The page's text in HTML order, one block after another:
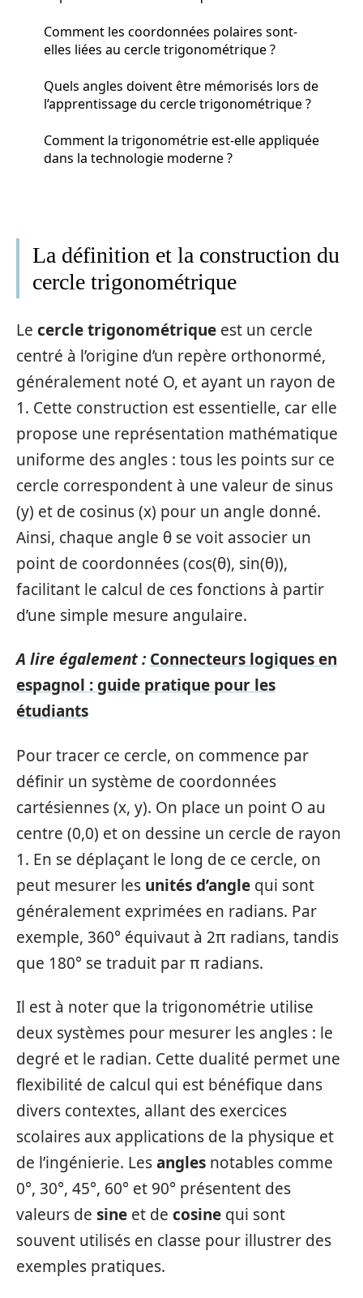
Comment les coordonnées polaires sont-
elles liées au cercle trigonométrique ?
Quels angles doivent être mémorisés lors de
l’apprentissage du cercle trigonométrique ?
Comment la trigonométrie est-elle appliquée
dans la technologie moderne ?
La définition et la construction du
cercle trigonométrique
Le cercle trigonométrique est un cercle
centré à l’origine d’un repère orthonormé,
généralement noté O, et ayant un rayon de
1. Cette construction est essentielle, car elle
propose une représentation mathématique
uniforme des angles : tous les points sur ce
cercle correspondent à une valeur de sinus
(y) et de cosinus (x) pour un angle donné.
Ainsi, chaque angle θ se voit associer un
point de coordonnées (cos(θ), sin(θ)),
facilitant le calcul de ces fonctions à partir
d’une simple mesure angulaire.
A lire également : Connecteurs logiques en
espagnol : guide pratique pour les
étudiants
Pour tracer ce cercle, on commence par
définir un système de coordonnées
cartésiennes (x, y). On place un point O au
centre (0,0) et on dessine un cercle de rayon
1. En se déplaçant le long de ce cercle, on
peut mesurer les unités d’angle qui sont
généralement exprimées en radians. Par
exemple, 360° équivaut à 2π radians, tandis
que 180° se traduit par π radians.
Il est à noter que la trigonométrie utilise
deux systèmes pour mesurer les angles : le
degré et le radian. Cette dualité permet une
flexibilité de calcul qui est bénéfique dans
divers contextes, allant des exercices
scolaires aux applications de la physique et
de l’ingénierie. Lesangles notables comme
0°, 30°, 45°, 60° et 90° présentent des
valeurs de sine et de cosine qui sont
souvent utilisés en classe pour illustrer des
exemples pratiques.